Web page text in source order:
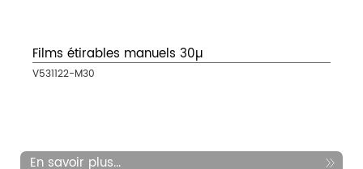
Films étirables manuels 30µ
V531122-M30
En savoir plus...